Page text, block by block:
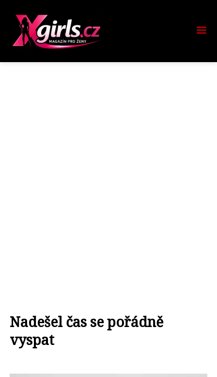
Nadešel čas se pořádně
vyspat